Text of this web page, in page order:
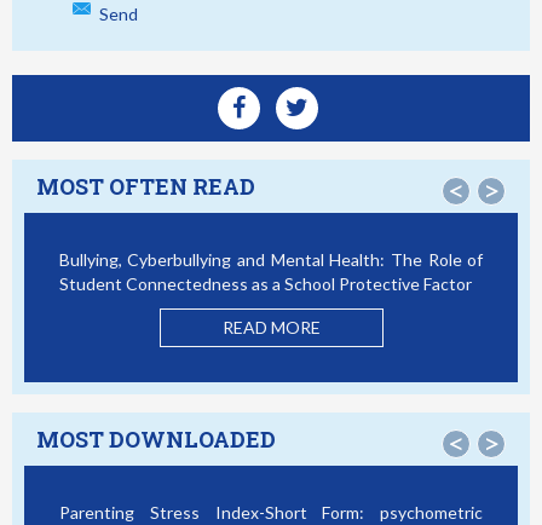
Send
MOST OFTEN READ < >
Bullying, Cyberbullying and Mental Health: The Role of
Student Connectedness as a School Protective Factor
READ MORE
MOST DOWNLOADED < >
Parenting Stress Index-Short Form: psychometric